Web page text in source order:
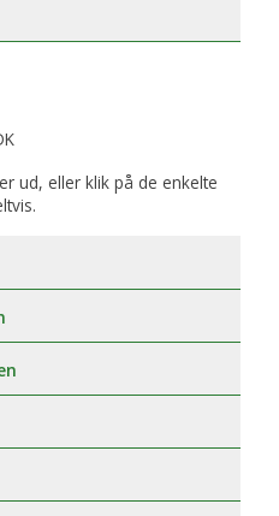
ud, eller klik på de enkelte